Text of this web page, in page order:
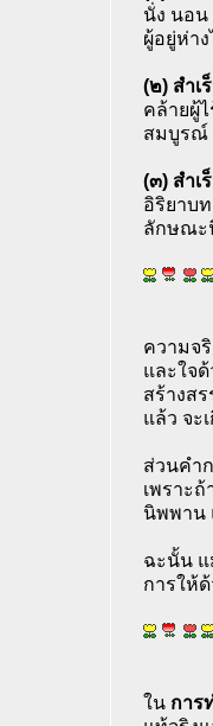
นั่ง นอน
ผู้อยู่ห่า
(๒) สำเ
คล้ายผู้
สมบูรณ์
(๓) สำเ
อิริยาบ
ลักษณะ
ความจ
และใจ
สร้างส
แล้ว จะ
ส่วนคำ
เพราะ
นิพพาน
ฉะนั้น แ
การให้ด้
ใน การ